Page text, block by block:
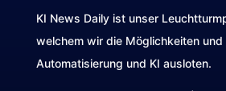
KI News Daily ist unser
welchem wir die Möglichkeiten und
Automatisierung und KI ausloten.